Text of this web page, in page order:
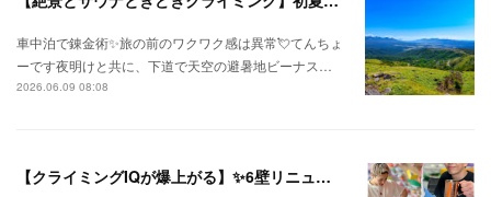
車中泊で錬金術✨旅の前のワクワク感は異常💘てんちょ
ーです夜明けと共に、下道で天空の避暑地ビーナス…
2026.06.09 08:08
【クライミングIQが爆上がる】✨6壁リニューアル✨